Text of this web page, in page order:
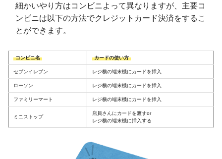
細かいやり方はコンビニよって異なりますが、主要コ
ンビニは以下の方法でクレジットカード決済をするこ
とができます。
コンビニ名 カードの使い方
セブンイレブン レジ横の端末機にカードを挿入
ローソン レジ横の端末機にカードを挿入
ファミリーマート レジ横の端末機にカードを挿入
ミニストップ
店員さんにカードを渡すor
レジ横の端末機に挿入する